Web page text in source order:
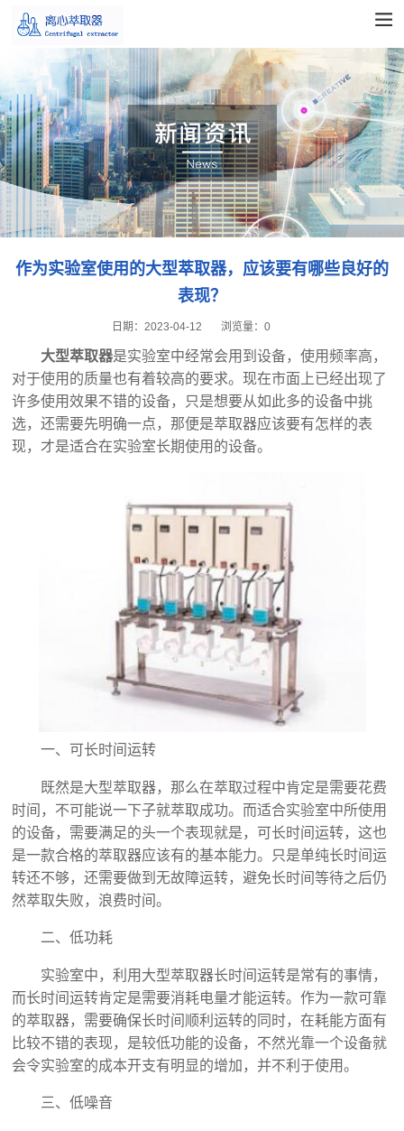
作为实验室使用的大型萃取器，应该要有哪些良好的
表现？
2023-04-12
日期： 浏览量：0
大型萃取器是实验室中经常会用到设备，使用频率高，
对于使用的质量也有着较高的要求。现在市面上已经出现了
许多使用效果不错的设备，只是想要从如此多的设备中挑
选，还需要先明确一点，那便是萃取器应该要有怎样的表
现，才是适合在实验室长期使用的设备。
一、可长时间运转
既然是大型萃取器，那么在萃取过程中肯定是需要花费
时间，不可能说一下子就萃取成功。而适合实验室中所使用
的设备，需要满足的头一个表现就是，可长时间运转，这也
是一款合格的萃取器应该有的基本能力。只是单纯长时间运
转还不够，还需要做到无故障运转，避免长时间等待之后仍
然萃取失败，浪费时间。
二、低功耗
实验室中，利用大型萃取器长时间运转是常有的事情，
而长时间运转肯定是需要消耗电量才能运转。作为一款可靠
的萃取器，需要确保长时间顺利运转的同时，在耗能方面有
比较不错的表现，是较低功能的设备，不然光靠一个设备就
会令实验室的成本开支有明显的增加，并不利于使用。
三、低噪音